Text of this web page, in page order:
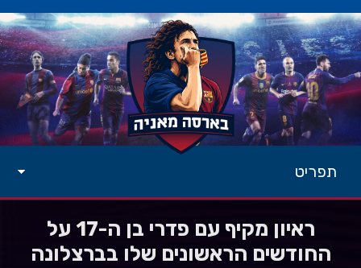
תפריט
ראיון מקיף עם פדרי בן ה-17 על
החודשים הראשונים שלו בברצלונה